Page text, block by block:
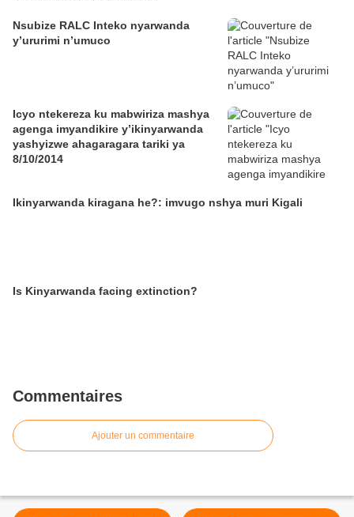
Nsubize RALC Inteko nyarwanda
y’ururimi n’umuco
Icyo ntekereza ku mabwiriza mashya
agenga imyandikire y’ikinyarwanda
yashyizwe ahagaragara tariki ya
8/10/2014
Ikinyarwanda kiragana he?: imvugo nshya muri Kigali
Is Kinyarwanda facing extinction?
Commentaires
Ajouter un commentaire